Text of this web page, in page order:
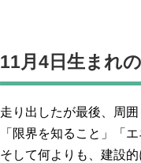
11月4日生まれの
走り出したが最後、周
「限界を知ること」「
そして何よりも、建設